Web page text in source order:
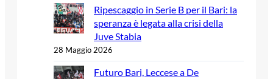
Ripescaggio in Serie B per il Bari: la
speranza è legata alla crisi della
Juve Stabia
28 Maggio 2026
Futuro Bari, Leccese a De